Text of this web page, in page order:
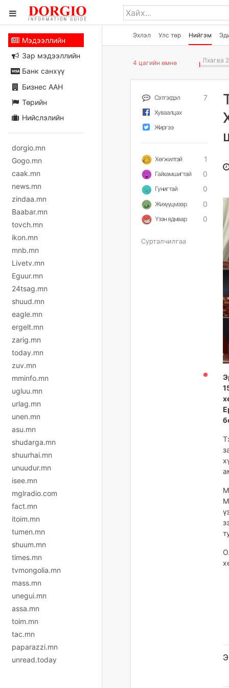
Эхлэл Улс төр Нийгэм
Мэдээллийн
Зар мэдээллийн
Банк санхүү
Бизнес ААН
Төрийн
Нийслэлийн
dorgio.mn
Gogo.mn
caak.mn
news.mn
zindaa.mn
Baabar.mn
tovch.mn
ikon.mn
mnb.mn
Livetv.mn
Eguur.mn
24tsag.mn
shuud.mn
eagle.mn
ergelt.mn
zarig.mn
today.mn
zuv.mn
mminfo.mn
ugluu.mn
urlag.mn
unen.mn
asu.mn
shudarga.mn
shuurhai.mn
unuudur.mn
isee.mn
mglradio.com
fact.mn
itoim.mn
tumen.mn
shuum.mn
times.mn
tvmongolia.mn
mass.mn
unegui.mn
assa.mn
toim.mn
tac.mn
paparazzi.mn
unread.today
4 цагийн өмнө Лхагва
Сэтгэгдэл 7
Хуваалцах
Жиргээ
Хөгжилтэй 1
Гайхамшигтай 0
Гунигтай 0
Жихүүцмээр 0
Үзэн ядмаар 0
Сурталчилгаа